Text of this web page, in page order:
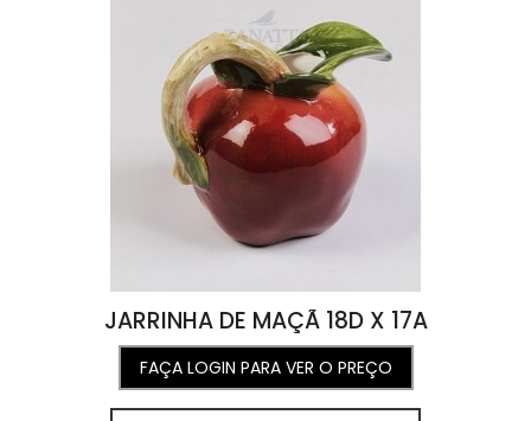
JARRINHA DE MAÇÃ 18D X 17A
FAÇA LOGIN PARA VER O PREÇO